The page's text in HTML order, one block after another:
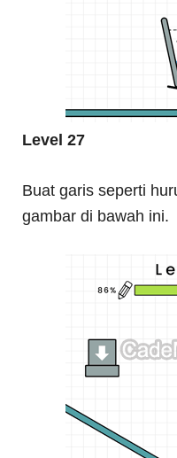
Level 27
Buat garis seperti
gambar di bawah ini.